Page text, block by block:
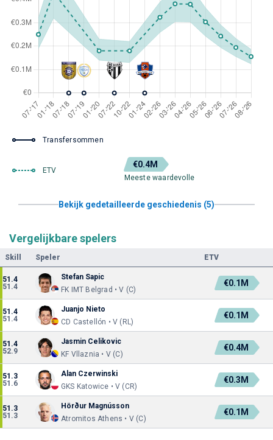
Transfersommen
ETV
€0.4M
Meeste waardevolle
Bekijk gedetailleerde geschiedenis (5)
Vergelijkbare spelers
Skill Speler ETV
51.4
51.4
Stefan Sapic
FK IMT Belgrad • V (C)
€0.1M
51.4
51.4
Juanjo Nieto
CD Castellón • V (RL)
€0.1M
51.4
52.9
Jasmin Celikovic
KF Vllaznia • V (C)
€0.4M
51.3
51.6
Alan Czerwinski
GKS Katowice • V (CR)
€0.3M
51.3
51.3
Hörður Magnússon
Atromitos Athens • V (C)
€0.1M